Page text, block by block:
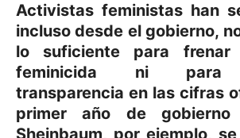
Activistas feministas han
incluso desde el gobierno,
lo suficiente para frenar
feminicida ni para
transparencia en las cifras
primer año de gobierno